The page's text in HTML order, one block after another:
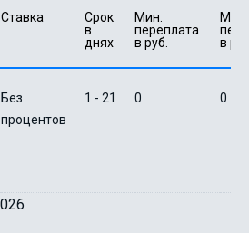
Ставка
Срок
в
днях
Мин.
переплата
в руб.
в
Без
процентов
1 - 21 0 0